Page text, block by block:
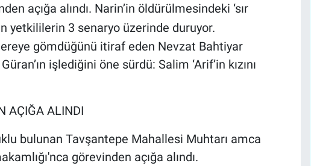
açığa alındı. Narin’in öldürülmesindeki ‘sır
yetkililerin 3 senaryo üzerinde duruyor.
gömdüğünü itiraf eden Nevzat Bahtiyar
işlediğini öne sürdü: Salim ‘Arif’in kızını
AÇIĞA ALINDI
bulunan Tavşantepe Mahallesi Muhtarı amca
görevinden açığa alındı.